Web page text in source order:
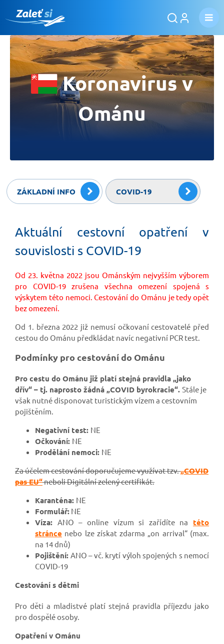
Koronavirus v
Ománu
ZÁKLADNÍ INFO COVID-19
Aktuální cestovní opatření v
souvislosti s COVID-19
Od 23. května 2022 jsou Ománským nejvyšším výborem
pro COVID-19 zrušena všechna omezení spojená s
výskytem této nemoci. Cestování do Ománu je tedy opět
bez omezení.
Od 1. března 2022 již nemusí očkovaní cestovatelé před
cestou do Ománu předkládat navíc negativní PCR test.
Podmínky pro cestování do Ománu
Pro cestu do Ománu již platí stejná pravidla „jako
dřív“ – tj. naprosto žádná „COVID byrokracie“. Stále je
však nutné disponovat turistickým vízem a cestovním
pojištěním.
Negativní test: NE
Očkování: NE
Prodělání nemoci: NE
Za účelem cestování doporučujeme využívat tzv.„COVID
pas EU“neboli Digitální zelený certifikát.
Karanténa: NE
Formulář: NE
Víza: ANO – online vízum si zařídíte na této
stránce nebo lze získat zdarma „on arrival“ (max.
na 14 dnů)
Pojištění: ANO – vč. krytí výloh spojených s nemocí
COVID-19
Cestování s dětmi
Pro děti a mladistvé platí stejná pravidla příjezdu jako
pro dospělé osoby.
Opatření v Ománu